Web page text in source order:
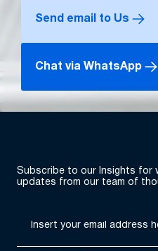
Send email to Us
Chat via WhatsApp
Subscribe to our Insights for
updates from our team of